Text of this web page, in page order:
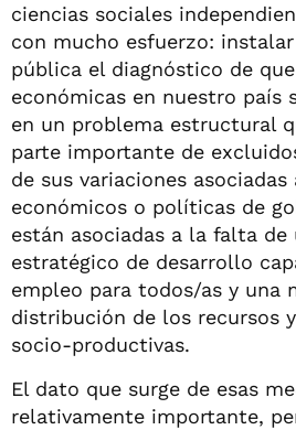
ciencias sociales
con mucho esfuerzo:
pública el diagnóstico de
económicas en nuestro país
en un problema estructural
parte importante de
de sus variaciones
económicos o políticas de
están asociadas a la falta de
estratégico de desarrollo
empleo para todos/as y una
distribución de los recursos
socio-productivas.
El dato que surge de esas
relativamente importante,